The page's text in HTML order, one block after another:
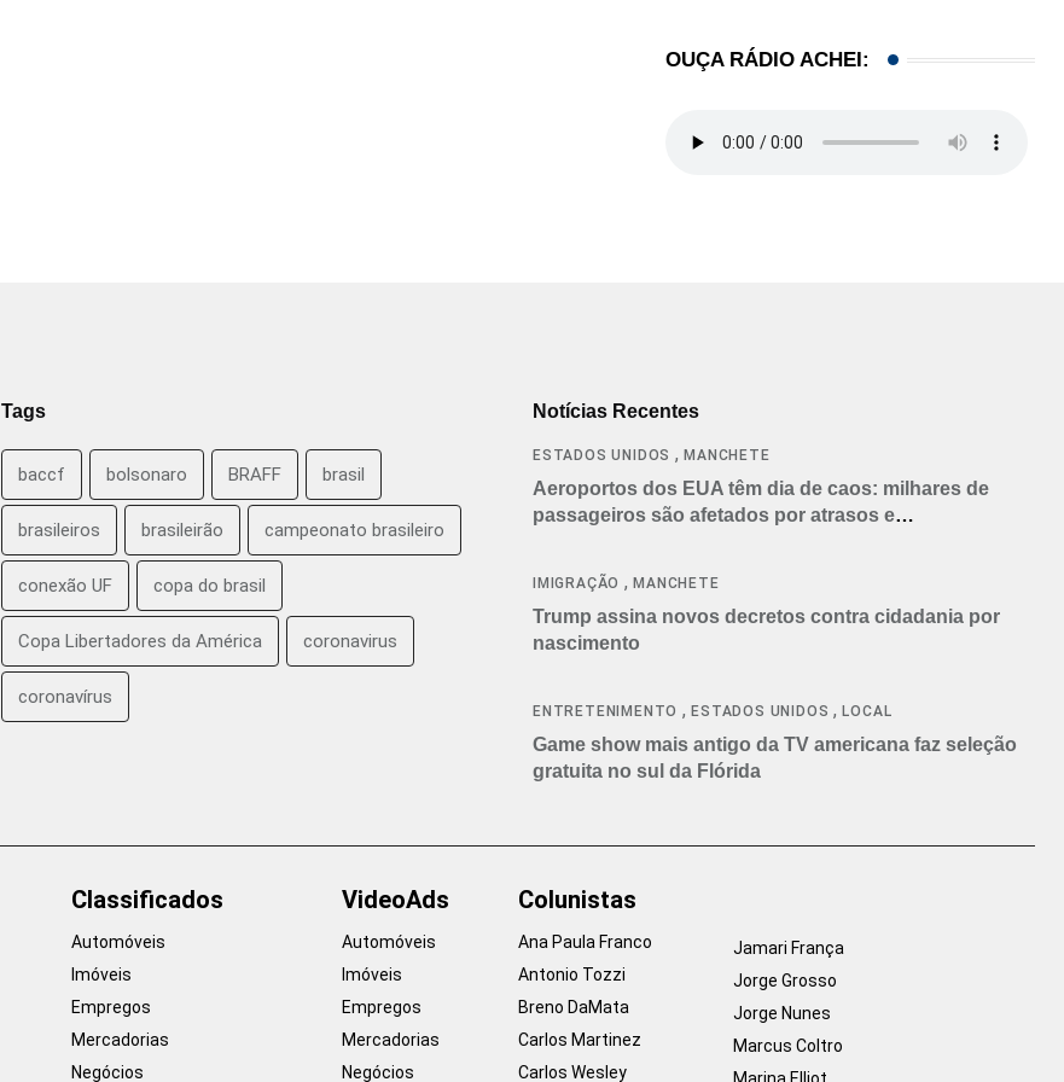
OUÇA RÁDIO ACHEI:
Tags
baccf bolsonaro BRAFF brasil
brasileiros brasileirão campeonato brasileiro
conexão UF copa do brasil
Copa Libertadores da América coronavirus
coronavírus
Notícias Recentes
ESTADOS UNIDOS ,MANCHETE
Aeroportos dos EUA têm dia de caos: milhares de
passageiros são afetados por atrasos e
IMIGRAÇÃO ,MANCHETE
Trump assina novos decretos contra cidadania por
nascimento
ENTRETENIMENTO ,ESTADOS UNIDOS ,LOCAL
Game show mais antigo da TV americana faz seleção
gratuita no sul da Flórida
Classificados
Automóveis
Imóveis
Empregos
Mercadorias
Negócios
VideoAds
Automóveis
Imóveis
Empregos
Mercadorias
Negócios
Colunistas
Ana Paula Franco
Antonio Tozzi
Breno DaMata
Carlos Martinez
Carlos Wesley
Jamari França
Jorge Grosso
Jorge Nunes
Marcus Coltro